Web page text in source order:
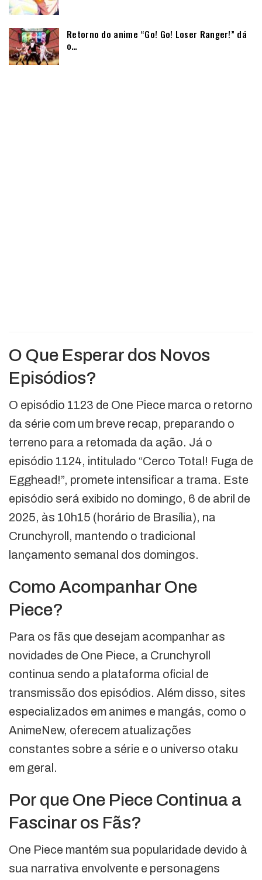
Retorno do anime “Go! Go! Loser Ranger!” dá
o…
O Que Esperar dos Novos
Episódios?
O episódio 1123 de One Piece marca o retorno
da série com um breve recap, preparando o
terreno para a retomada da ação. Já o
episódio 1124, intitulado “Cerco Total! Fuga de
Egghead!”, promete intensificar a trama. Este
episódio será exibido no domingo, 6 de abril de
2025, às 10h15 (horário de Brasília), na
Crunchyroll, mantendo o tradicional
lançamento semanal dos domingos.
Como Acompanhar One
Piece?
Para os fãs que desejam acompanhar as
novidades de One Piece, a Crunchyroll
continua sendo a plataforma oficial de
transmissão dos episódios. Além disso, sites
especializados em animes e mangás, como o
AnimeNew, oferecem atualizações
constantes sobre a série e o universo otaku
em geral.
Por que One Piece Continua a
Fascinar os Fãs?
One Piece mantém sua popularidade devido à
sua narrativa envolvente e personagens